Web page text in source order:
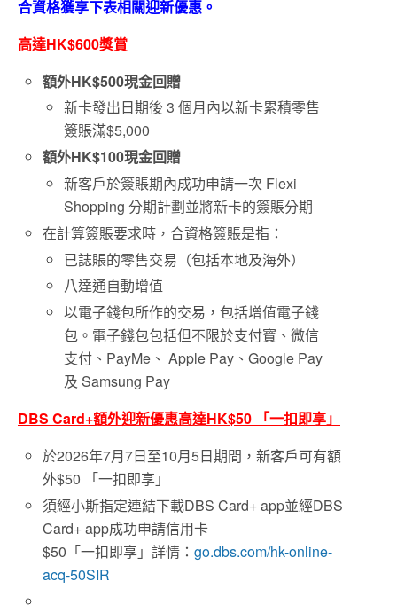
合資格獲享下表相關迎新優惠。
高達HK$600獎賞
額外HK$500現金回贈
新卡發出日期後 3 個月內以新卡累積零售
簽賬滿$5,000
額外HK$100現金回贈
新客戶於簽賬期內成功申請一次 Flexi
Shopping 分期計劃並將新卡的簽賬分期
在計算簽賬要求時，合資格簽賬是指：
已誌賬的零售交易（包括本地及海外）
八達通自動增值
以電子錢包所作的交易，包括增值電子錢
包。電子錢包包括但不限於支付寶、微信
支付、PayMe、 Apple Pay、Google Pay
及 Samsung Pay
DBS Card+額外迎新優惠高達HK$50
「一扣即享」
於2026年7月7日至10月5日期間，新客戶可有額
外$50 「一扣即享」
須經小斯指定連結下載DBS Card+ app並經DBS
Card+ app成功申請信用卡
$50「一扣即享」詳情：go.dbs.com/hk-online-
acq-50SIR